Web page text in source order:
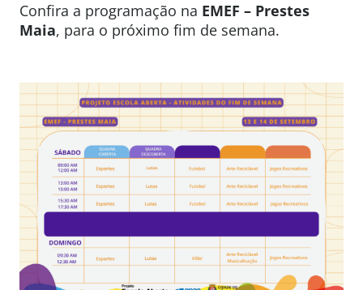
Confira a programação na EMEF – Prestes
Maia, para o próximo fim de semana.